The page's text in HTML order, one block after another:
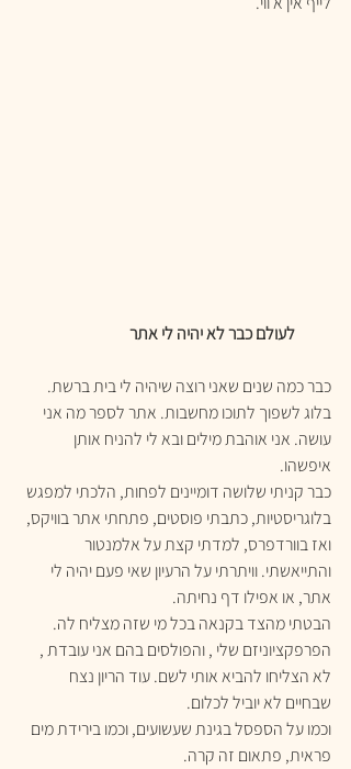
כבר כמה שנים שאני רוצה שיהיה לי בית ברשת.
בלוג לשפוך לתוכו מחשבות. אתר לספר מה אני
עושה. אני אוהבת מילים ובא לי להניח אותן
איפשהו.
כבר קניתי שלושה דומיינים לפחות, הלכתי למפגש
בלוגריסטיות, כתבתי פוסטים, פתחתי אתר בוויקס,
ואז בוורדפרס, למדתי קצת על אלמנטור
והתייאשתי. וויתרתי על הרעיון שאי פעם יהיה לי
אתר, או אפילו דף נחיתה.
הבטתי מהצד בקנאה בכל מי שזה מצליח לה.
הפרפקציוניזם שלי , והפולסים בהם אני עובדת ,
לא הצליחו להביא אותי לשם. עוד הריון נצח
שבחיים לא יוביל לכלום.
וכמו על הספסל בגינת שעשועים, וכמו בירידת מים
פראית, פתאום זה קרה.